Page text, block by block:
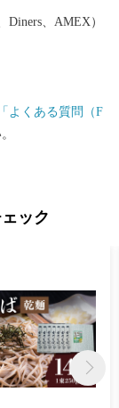
Diners、AMEX）
「よくある質問（F
ック